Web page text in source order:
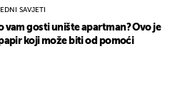
SAVJETI
vam gosti unište apartman? Ovo je
koji može biti od pomoći